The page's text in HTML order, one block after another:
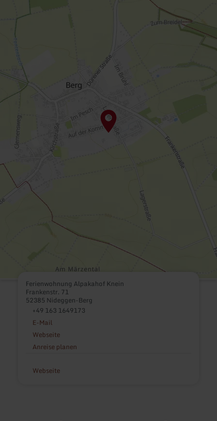
Ferienwohnung Alpakahof Knein
Frankenstr. 71
52385 Nideggen-Berg
+49 163 1649173
E-Mail
Webseite
Anreise planen
Webseite